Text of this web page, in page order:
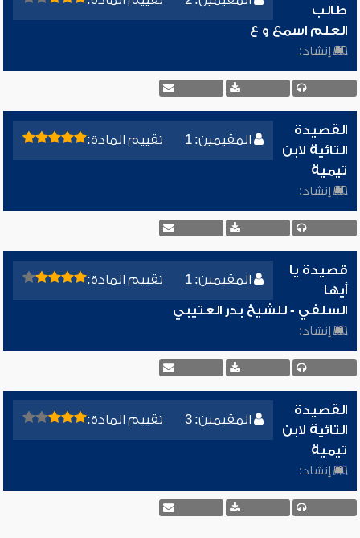
طالب
العلم اسمع و ع
إنشاد:
المقيمين: 1 تقييم المادة:
القصيدة
التائية لابن
تيمية
إنشاد:
المقيمين: 1 تقييم المادة:
قصيدة يا
أيها
السلفي - للشيخ بدر العتيبي
إنشاد:
المقيمين: 3 تقييم المادة:
القصيدة
التائية لابن
تيمية
إنشاد: